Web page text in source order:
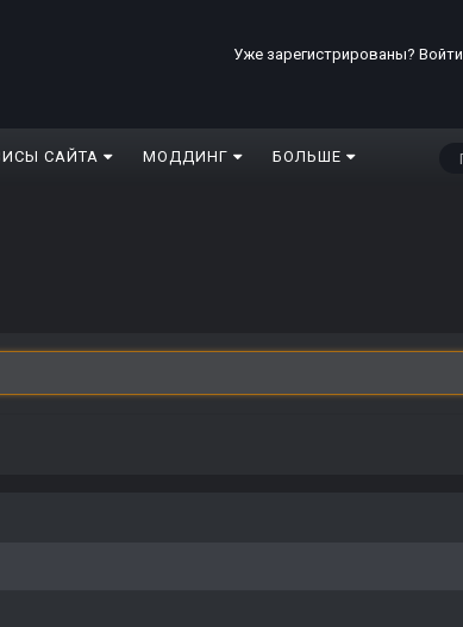
Уже зарегистрированы? Войти
САЙТА МОДДИНГ БОЛЬШЕ